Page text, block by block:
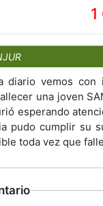
diario vemos
una joven
esperando
pudo cumplir su
toda vez que